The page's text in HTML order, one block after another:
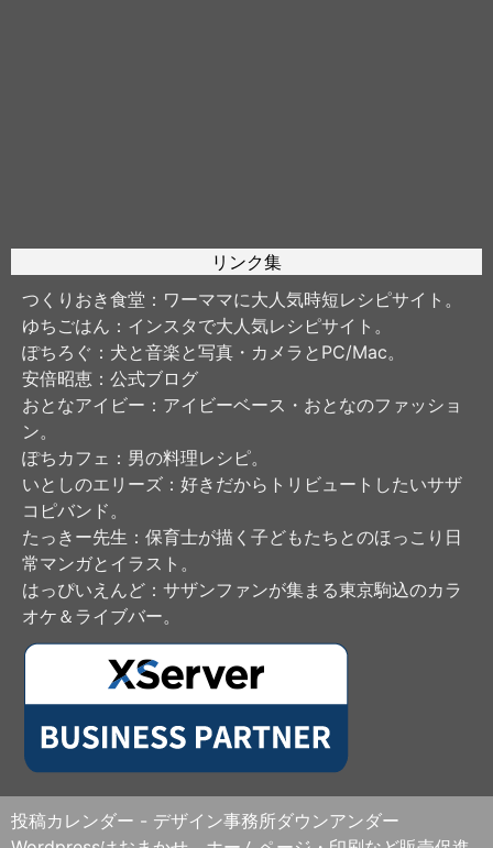
リンク集
つくりおき食堂 ：ワーママに大人気時短レシピサイト。
ゆちごはん ：インスタで大人気レシピサイト。
ぽちろぐ ：犬と音楽と写真・カメラとPC/Mac。
安倍昭恵 ：公式ブログ
おとなアイビー ：アイビーベース・おとなのファッショ
ン。
ぽちカフェ ：男の料理レシピ。
いとしのエリーズ ：好きだからトリビュートしたいサザ
コピバンド。
たっきー先生 ：保育士が描く子どもたちとのほっこり日
常マンガとイラスト。
はっぴいえんど ：サザンファンが集まる東京駒込のカラ
オケ＆ライブバー。
投稿カレンダー - デザイン事務所ダウンアンダー